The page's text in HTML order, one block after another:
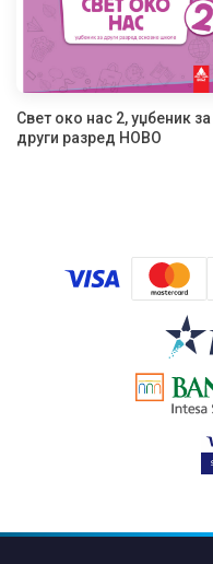
Свет око нас 2, уџбеник за
други разред НОВО